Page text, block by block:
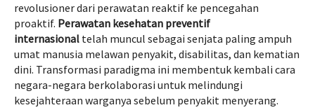
revolusioner dari perawatan reaktif ke pencegahan
proaktif. Perawatan kesehatan preventif
internasional telah muncul sebagai senjata paling ampuh
umat manusia melawan penyakit, disabilitas, dan kematian
dini. Transformasi paradigma ini membentuk kembali cara
negara-negara berkolaborasi untuk melindungi
kesejahteraan warganya sebelum penyakit menyerang.